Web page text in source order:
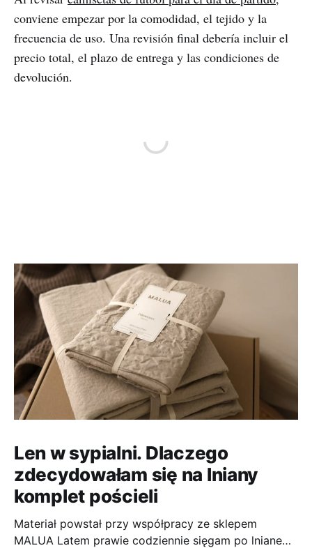
conviene empezar por la comodidad, el tejido y la
frecuencia de uso. Una revisión final debería incluir el
precio total, el plazo de entrega y las condiciones de
devolución.
Len w sypialni. Dlaczego
zdecydowałam się na lniany
komplet pościeli
Materiał powstał przy współpracy ze sklepem
MALUA Latem prawie codziennie sięgam po lniane